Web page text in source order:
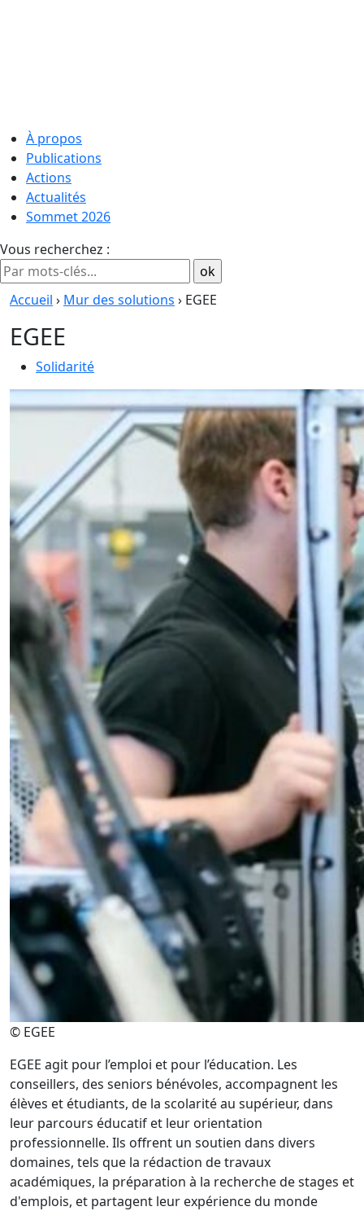
À propos
Publications
Actions
Actualités
Sommet 2026
Vous recherchez :
Accueil › Mur des solutions › EGEE
EGEE
Solidarité
© EGEE
EGEE agit pour l’emploi et pour l’éducation. Les
conseillers, des seniors bénévoles, accompagnent les
élèves et étudiants, de la scolarité au supérieur, dans
leur parcours éducatif et leur orientation
professionnelle. Ils offrent un soutien dans divers
domaines, tels que la rédaction de travaux
académiques, la préparation à la recherche de stages et
d'emplois, et partagent leur expérience du monde